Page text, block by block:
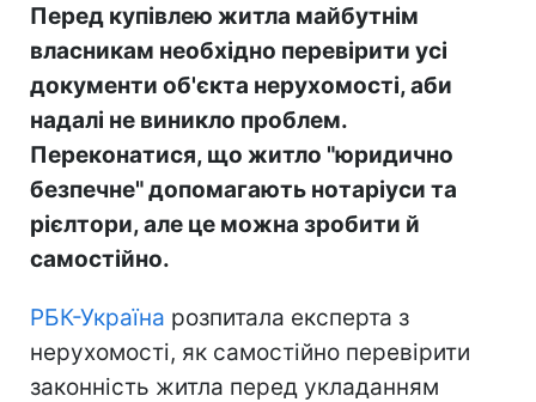
Перед купівлею житла майбутнім
власникам необхідно перевірити усі
документи об'єкта нерухомості, аби
надалі не виникло проблем.
Переконатися, що житло "юридично
безпечне" допомагають нотаріуси та
рієлтори, але це можна зробити й
самостійно.
РБК-Україна розпитала експерта з
нерухомості, як самостійно перевірити
законність житла перед укладанням